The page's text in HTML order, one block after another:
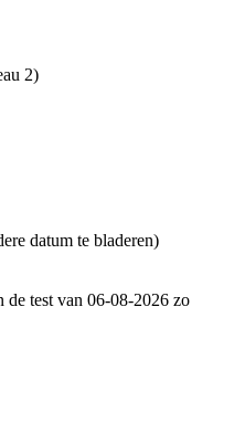
2)
datum te bladeren)
de test van 06-08-2026 zo